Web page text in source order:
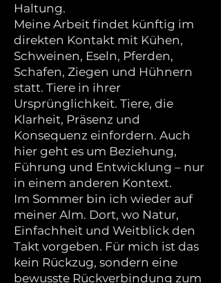
Haltung.
Meine Arbeit findet künftig im
direkten Kontakt mit Kühen,
Schweinen, Eseln, Pferden,
Schafen, Ziegen und Hühnern
statt. Tiere in ihrer
Ursprünglichkeit. Tiere, die
Klarheit, Präsenz und
Konsequenz einfordern. Auch
hier geht es um Beziehung,
Führung und Entwicklung – nur
in einem anderen Kontext.
Im Sommer bin ich wieder auf
meiner Alm. Dort, wo Natur,
Einfachheit und Weitblick den
Takt vorgeben. Für mich ist das
kein Rückzug, sondern eine
bewusste Rückverbindung zum